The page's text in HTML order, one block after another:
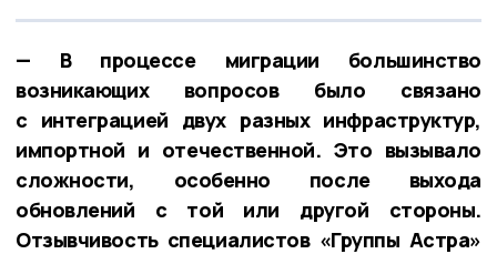
— В процессе миграции большинство
возникающих вопросов было связано
с интеграцией двух разных инфраструктур,
импортной и отечественной. Это вызывало
сложности, особенно после выхода
обновлений с той или другой стороны.
Отзывчивость специалистов «Группы Астра»